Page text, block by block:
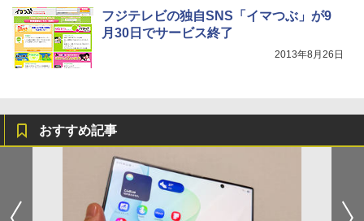
フジテレビの独自SNS「イマつぶ」が9
月30日でサービス終了
2013年8月26日
おすすめ記事